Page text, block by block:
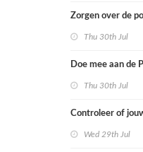
Zorgen over de
Thu 30th Jul
Doe mee aan de
Thu 30th Jul
Controleer of
Wed 29th Jul